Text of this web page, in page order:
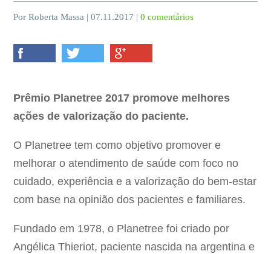
Por Roberta Massa | 07.11.2017 |0 comentários
Prêmio Planetree 2017 promove melhores
ações de valorização do paciente.
O Planetree tem como objetivo promover e
melhorar o atendimento de saúde com foco no
cuidado, experiência e a valorização do bem-estar
com base na opinião dos pacientes e familiares.
Fundado em 1978, o Planetree foi criado por
Angélica Thieriot, paciente nascida na argentina e